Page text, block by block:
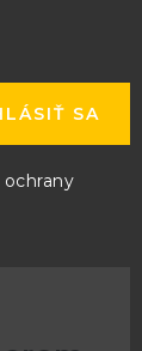
SA